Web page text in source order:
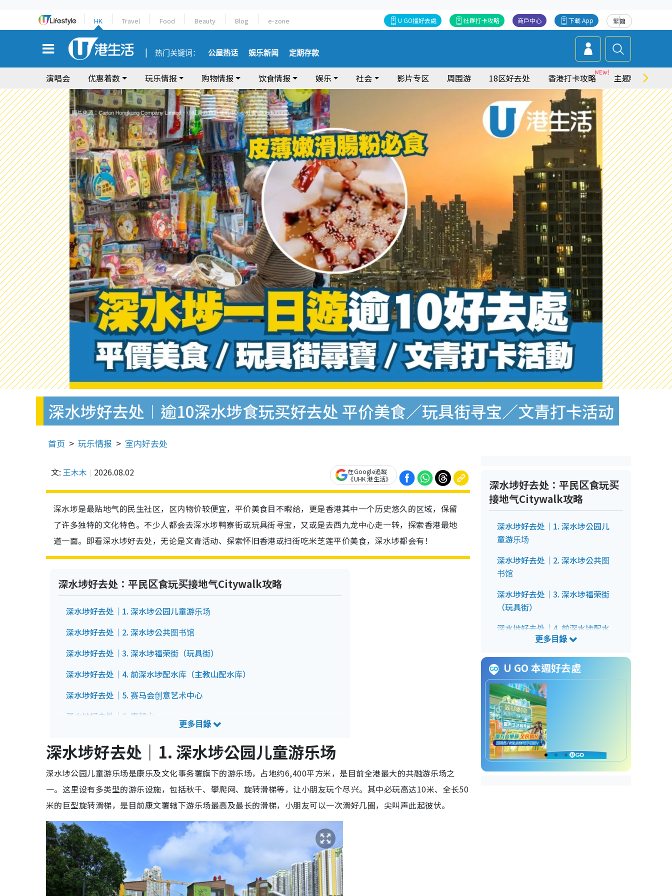
HK Travel Food Beauty Blog e-zone 繁简
下載 App
商戶中心
社群打卡攻略
U GO搵好去處
热门关键词： 公屋热话 娱乐新闻 定期存款
演唱会 优惠着数 玩乐情报 购物情报 饮食情报 娱乐 社会 影片专区 周围游 18区好去处 香港打卡攻略 主题特集
深水埗好去处︱逾10深水埗食玩买好去处 平价美食／玩具街寻宝／文青打卡活动
首页 玩乐情报 室内好去处
文: 王木木 2026.08.02
在Google追蹤
《UHK 港生活》
深水埗是最贴地气的民生社区，区内物价较便宜，平价美食目不暇给，更是香港其中一个历史悠久的区域，保留
了许多独特的文化特色。不少人都会去深水埗鸭寮街或玩具街寻宝，又或是去西九龙中心走一转，探索香港最地
道一面。即看深水埗好去处，无论是文青活动、探索怀旧香港或扫街吃米芝莲平价美食，深水埗都会有！
深水埗好去处：平民区食玩买接地气Citywalk攻略
深水埗好去处｜1. 深水埗公园儿童游乐场
深水埗好去处｜2. 深水埗公共图书馆
深水埗好去处｜3. 深水埗福荣街（玩具街）
深水埗好去处｜4. 前深水埗配水库（主教山配水库）
深水埗好去处｜5. 赛马会创意艺术中心
深水埗好去处｜6. 嘉顿山
深水埗美食｜1. 刘森记面家
深水埗美食｜2. 新香园（坚记）
深水埗美食｜3. 合益泰小食
深水埗美食｜4. 公和荳品厂
深水埗好去处｜1. 深水埗公园儿童游乐场
深水埗公园儿童游乐场是康乐及文化事务署旗下的游乐场，占地约6,400平方米，是目前全港最大的共融游乐场之
一。这里设有多类型的游乐设施，包括秋千、攀爬网、旋转滑梯等，让小朋友玩个尽兴。其中必玩高达10米、全长50
米的巨型旋转滑梯，是目前康文署辖下游乐场最高及最长的滑梯，小朋友可以一次滑好几圈，尖叫声此起彼伏。
深水埗好去处：平民区食玩买
接地气Citywalk攻略
深水埗好去处｜1. 深水埗公园儿
童游乐场
深水埗好去处｜2. 深水埗公共图
书馆
深水埗好去处｜3. 深水埗福荣街
（玩具街）
深水埗好去处｜4. 前深水埗配水
库（主教山配水库）
深水埗好去处｜5. 赛马会创意艺
术中心
深水埗好去处｜6. 嘉顿山
深水埗好去处｜7. 美荷楼
深水埗美食｜1. 刘森记面家
深水埗美食｜2. 新香园（坚记）
U GO 本週好去處